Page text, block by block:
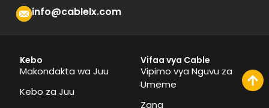
info@cablelx.com
Kebo
Makondakta wa Juu
Kebo za Juu
Vifaa vya Cable
Vipimo vya Nguvu za
Umeme
Zana